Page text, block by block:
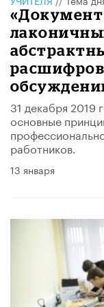
31 декабря 2019
основные
работников.
13 января